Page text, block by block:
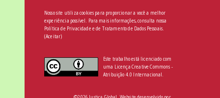
Nosso site utiliza cookies para proporcionar a você a melhor
experiência possível. Para mais informações, consulta nossa
Política de Privacidade e de Tratamento de Dados Pessoais.
(Aceitar)
Este trabalho está licenciado com
uma Licença Creative Commons -
Atribuição 4.0 Internacional.